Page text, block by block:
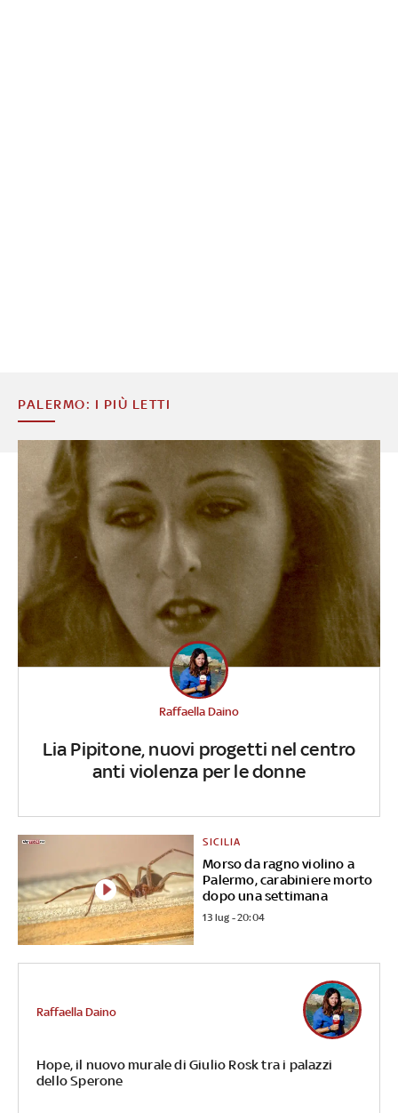
PALERMO: I PIÙ LETTI
Lia Pipitone, nuovi progetti nel centro
anti violenza per le donne
Raffaella Daino
Morso da ragno violino a
Palermo, carabiniere morto
dopo una settimana
SICILIA
13 lug - 20:04
Hope, il nuovo murale di Giulio Rosk tra i palazzi
dello Sperone
Raffaella Daino